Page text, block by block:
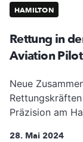
HAMILTON
Rettung in
Aviation
Neue
Präzision am
28. Mai 2024